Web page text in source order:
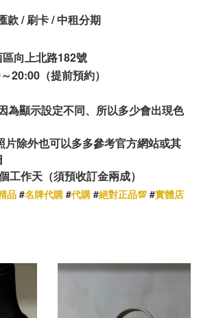
款 / 刷卡 / 中租分期
向上北路182號
20:00（提前預約）
為顯示設定不同、所以多少會出現色
片除外也可以多多參考官方網站或其
工作天（須預收訂金兩成）
品 #名牌代購 #代購 #絕對正品💯 #實體店